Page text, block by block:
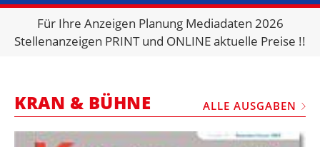
BRANCHENLINKS
VERMIETER
MARKTPLATZ
ABONNEMENTS
Für Ihre Anzeigen Planung Mediadaten 2026
Stellenanzeigen PRINT und ONLINE aktuelle Preise !!
KRAN & BÜHNE ALLE AUSGABEN